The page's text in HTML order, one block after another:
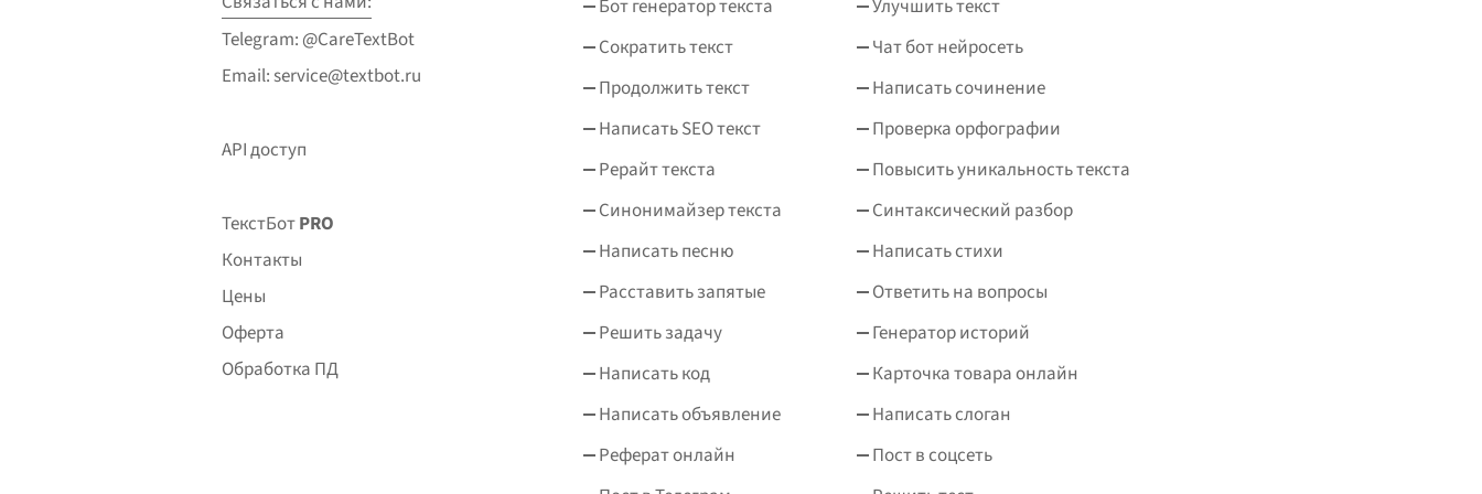
Telegram: @CareTextBot
Email: service@textbot.ru
API доступ
ТекстБотPRO
Контакты
Цены
Оферта
Обработка ПД
Бот генератор текста
Улучшить текст
Сократить текст
Чат бот нейросеть
Продолжить текст
Написать сочинение
Написать SEO текст
Проверка орфографии
Рерайт текста
Повысить уникальность текста
Синонимайзер текста
Синтаксический разбор
Написать песню
Написать стихи
Расставить запятые
Ответить на вопросы
Решить задачу
Генератор историй
Написать код
Карточка товара онлайн
Написать объявление
Написать слоган
Реферат онлайн
Пост в соцсеть